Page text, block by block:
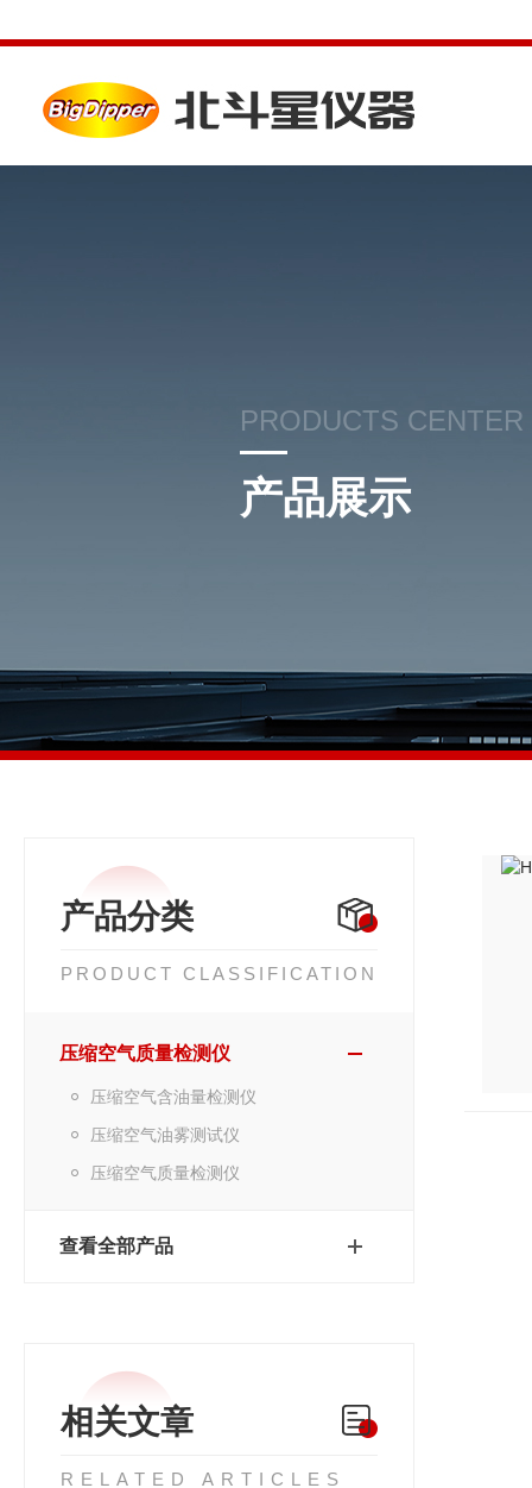
PRODUCTS CENTER
产品展示
产品分类
PRODUCT CLASSIFICATION
压缩空气质量检测仪
压缩空气含油量检测仪
压缩空气油雾测试仪
压缩空气质量检测仪
查看全部产品
相关文章
RELATED ARTICLES